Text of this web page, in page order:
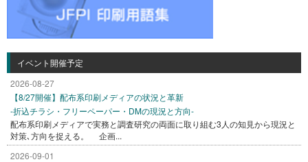
イベント開催予定
2026-08-27
【8/27開催】配布系印刷メディアの状況と革新
-折込チラシ・フリーペーパー・DMの現況と方向-
配布系印刷メディアで実務と調査研究の両面に取り組む3人の知見から現況と
対策､方向を捉える。 企画...
2026-09-01